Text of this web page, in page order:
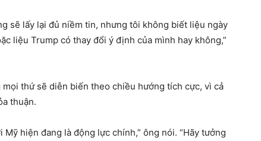
sẽ lấy lại đủ niềm tin, nhưng tôi không biết liệu ngày
liệu Trump có thay đổi ý định của mình hay không,”
thứ sẽ diễn biến theo chiều hướng tích cực, vì cả
thuận.
hiện đang là động lực chính,” ông nói. “Hãy tưởng